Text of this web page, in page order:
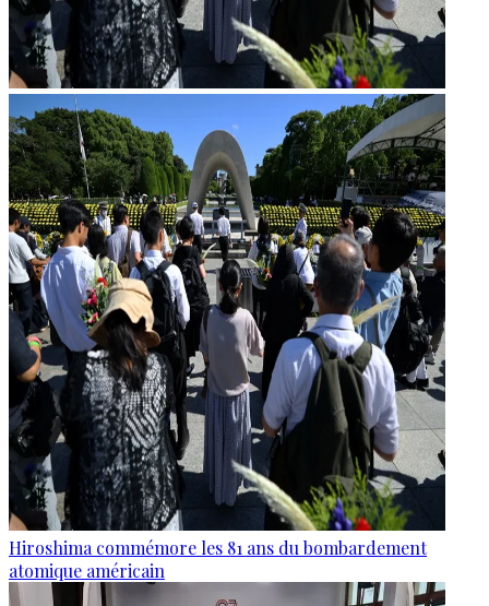
Hiroshima commémore les 81 ans du bombardement
atomique américain